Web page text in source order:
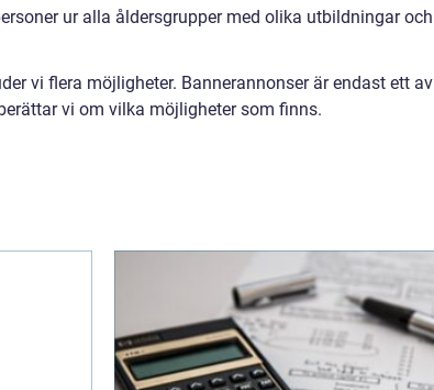
ur alla åldersgrupper med olika utbildningar och
vi flera möjligheter. Bannerannonser är endast ett av
vi om vilka möjligheter som finns.